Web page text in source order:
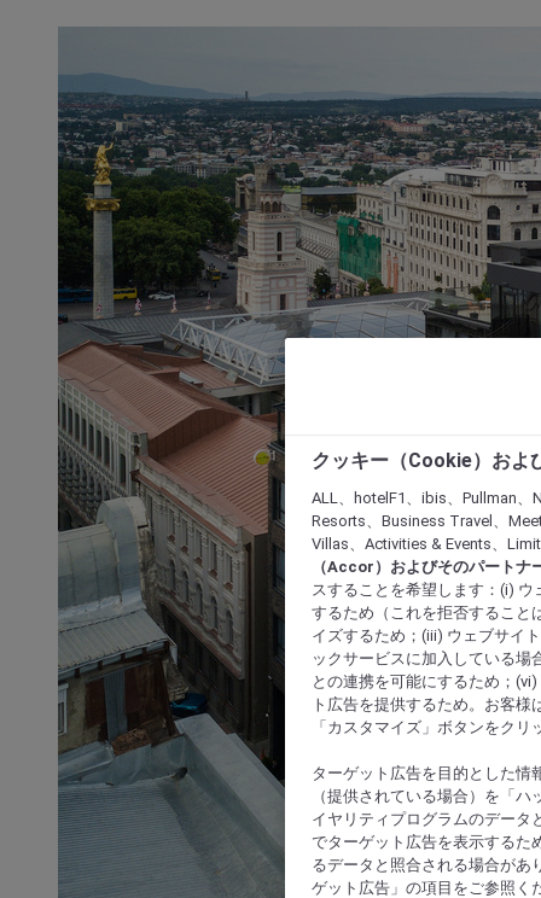
クッキー（Cookie）およ
ALL、hotelF1、ibis、Pullman
Resorts、Business Travel、
Villas、Activities & Events、
（Accor）およびそのパートナ
スすることを希望します：(i)
するため（これを拒否すること
イズするため；(iii) ウェブサイ
ックサービスに加入している場
との連携を可能にするため；
ト広告を提供するため。お客
「カスタマイズ」ボタンをク
ターゲット広告を目的とした情
（提供されている場合）を「
イヤリティプログラムのデータ
でターゲット広告を表示するた
るデータと照合される場合があ
ゲット広告」の項目をご参照く